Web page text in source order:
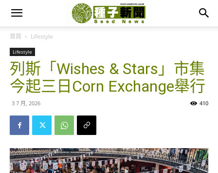
首頁 Lifestyle
Lifestyle
列斯「Wishes & Stars」市集
今起三日Corn Exchange舉行
3 7 月, 2026 410